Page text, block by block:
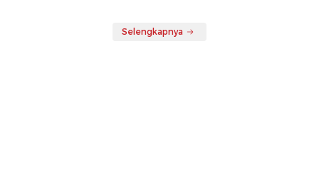
Selengkapnya